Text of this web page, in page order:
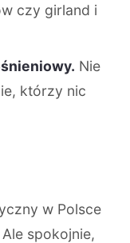
czy girland i
Nie
którzy nic
w Polsce
spokojnie,